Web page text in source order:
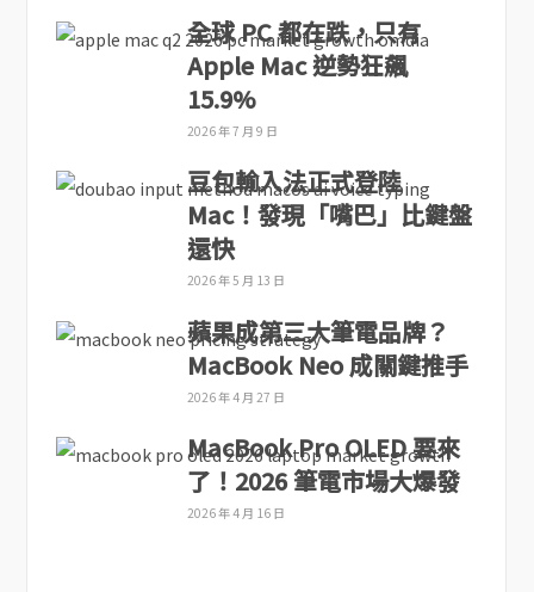
全球 PC 都在跌，只有
Apple Mac 逆勢狂飆
15.9%
2026 年 7 月 9 日
豆包輸入法正式登陸
Mac！發現「嘴巴」比鍵盤
還快
2026 年 5 月 13 日
蘋果成第三大筆電品牌？
MacBook Neo 成關鍵推手
2026 年 4 月 27 日
MacBook Pro OLED 要來
了！2026 筆電市場大爆發
2026 年 4 月 16 日